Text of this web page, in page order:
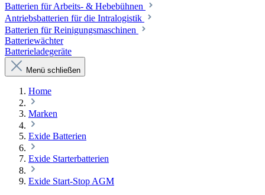
Batterien für Arbeits- & Hebebühnen
Antriebsbatterien für die Intralogistik
Batterien für Reinigungsmaschinen
Batteriewächter
Batterieladegeräte
Menü schließen
Home
Marken
Exide Batterien
Exide Starterbatterien
Exide Start-Stop AGM